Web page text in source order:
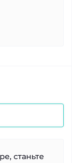
станьте